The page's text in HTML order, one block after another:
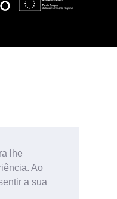
lhe
Ao
a sua